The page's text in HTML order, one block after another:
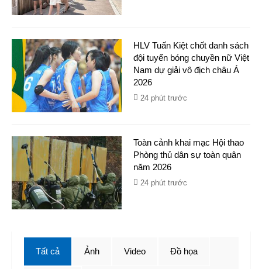
HLV Tuấn Kiệt chốt danh sách
đội tuyển bóng chuyền nữ Việt
Nam dự giải vô địch châu Á
2026
24 phút trước
Toàn cảnh khai mạc Hội thao
Phòng thủ dân sự toàn quân
năm 2026
24 phút trước
Tất cả Ảnh Video Đồ họa